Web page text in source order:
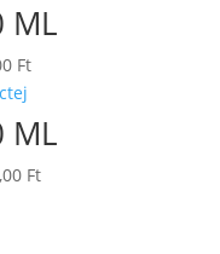
ML
Ft
ML
Ft